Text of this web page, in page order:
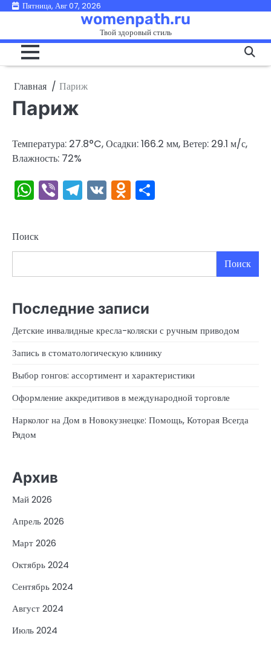
ПерейтиПятница, Авг 07, 2026
womenpath.ru
Твой здоровый стиль
Главная Париж
Париж
Температура: 27.8°C, Осадки: 166.2 мм, Ветер: 29.1 м/с,
Влажность: 72%
WhatsApp
ViberTelegram
VKOdnoklassniki
Поиск
Поиск
Последние записи
Детские инвалидные кресла-коляски с ручным приводом
Запись в стоматологическую клинику
Выбор гонгов: ассортимент и характеристики
Оформление аккредитивов в международной торговле
Нарколог на Дом в Новокузнецке: Помощь, Которая Всегда
Рядом
Архив
Май 2026
Апрель 2026
Март 2026
Октябрь 2024
Сентябрь 2024
Август 2024
Июль 2024